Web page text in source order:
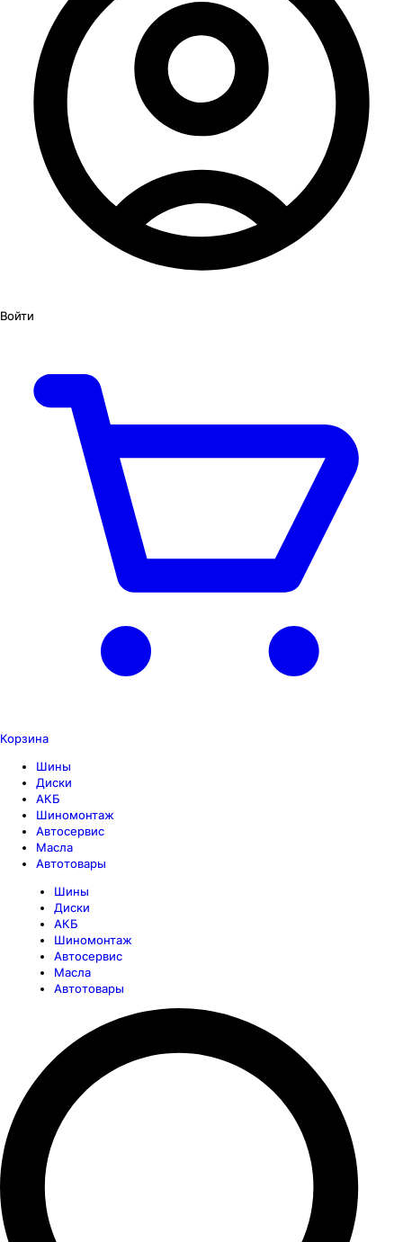
Войти
Корзина
Шины
Диски
АКБ
Шиномонтаж
Автосервис
Масла
Автотовары
Шины
Диски
АКБ
Шиномонтаж
Автосервис
Масла
Автотовары